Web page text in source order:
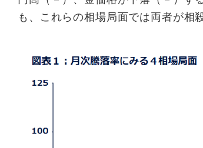
も、これらの相場局面では両者が相